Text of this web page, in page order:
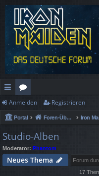
ch
ne
llz
ug
rif
or
en
Anmelden Registrieren
Portal Foren-Übersicht Iron
Studio-Alben
Moderator: Phantom
Neues Thema
17